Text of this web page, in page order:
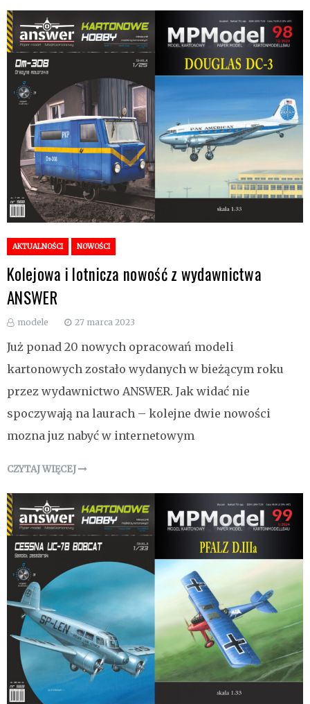
AKTUALNOŚCI NOWOŚCI
Kolejowa i lotnicza nowość z wydawnictwa
ANSWER
modele 27 marca 2023
Już ponad 20 nowych opracowań modeli
kartonowych zostało wydanych w bieżącym roku
przez wydawnictwo ANSWER. Jak widać nie
spoczywają na laurach – kolejne dwie nowości
mozna juz nabyć w internetowym
CZYTAJ WIĘCEJ